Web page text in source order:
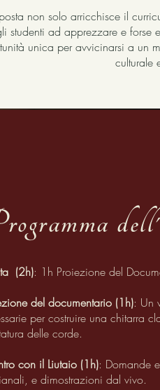
non solo arricchisce il
studenti ad apprezzare e forse
unica per avvicinarsi a un
culturale
(2h): 1h Proiezione del
del documentario (1h): Un
per costruire una chitarra
delle corde.
con il Liutaio (1h): Domande
e dimostrazioni dal vivo.